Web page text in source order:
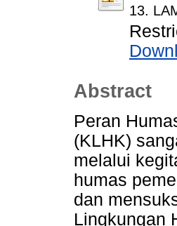
13.
Abstract
Peran
(KLHK)
melalui
humas
dan
Lingkungan